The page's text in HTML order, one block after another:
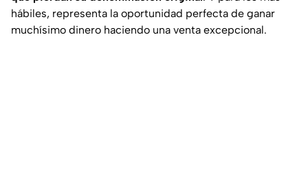
hábiles, representa la oportunidad perfecta de ganar
muchísimo dinero haciendo una venta excepcional.